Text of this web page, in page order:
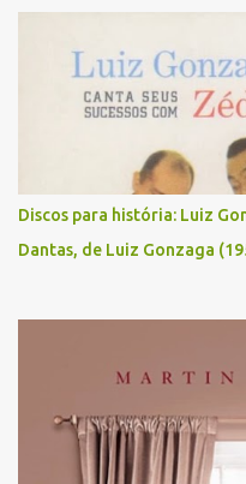
Discos para história: Luiz
Dantas, de Luiz Gonzaga